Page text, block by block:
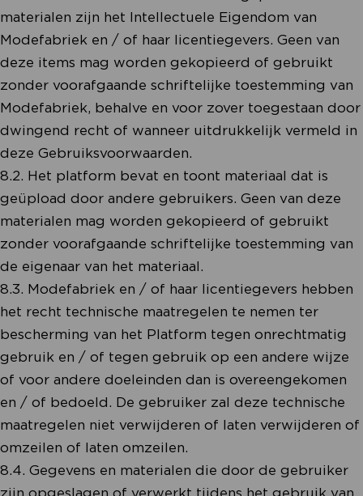
materialen zijn het Intellectuele Eigendom van
Modefabriek en / of haar licentiegevers. Geen van
deze items mag worden gekopieerd of gebruikt
zonder voorafgaande schriftelijke toestemming van
Modefabriek, behalve en voor zover toegestaan door
dwingend recht of wanneer uitdrukkelijk vermeld in
deze Gebruiksvoorwaarden.
8.2. Het platform bevat en toont materiaal dat is
geüpload door andere gebruikers. Geen van deze
materialen mag worden gekopieerd of gebruikt
zonder voorafgaande schriftelijke toestemming van
de eigenaar van het materiaal.
8.3. Modefabriek en / of haar licentiegevers hebben
het recht technische maatregelen te nemen ter
bescherming van het Platform tegen onrechtmatig
gebruik en / of tegen gebruik op een andere wijze
of voor andere doeleinden dan is overeengekomen
en / of bedoeld. De gebruiker zal deze technische
maatregelen niet verwijderen of laten verwijderen of
omzeilen of laten omzeilen.
8.4. Gegevens en materialen die door de gebruiker
zijn opgeslagen of verwerkt tijdens het gebruik van